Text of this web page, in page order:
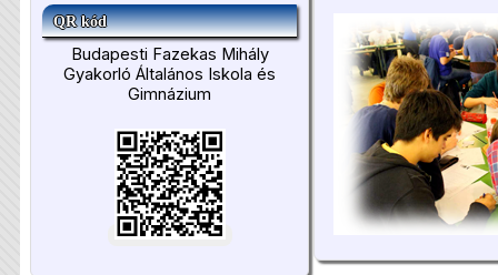
QR kód
Budapesti Fazekas Mihály
Gyakorló Általános Iskola és
Gimnázium